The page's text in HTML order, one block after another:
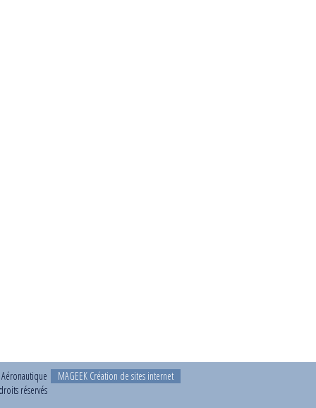
réservés
MAGEEK Création de sites internet